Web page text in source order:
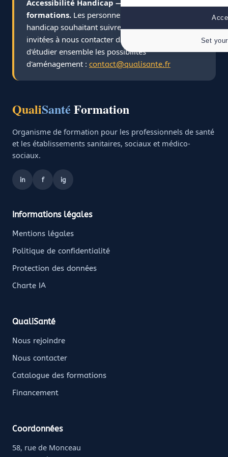
Accessibilité Handicap — Adaptation des
formations. Les personnes en situation de
handicap souhaitant suivre une formation sont
invitées à nous contacter directement afin
d'étudier ensemble les possibilités
d'aménagement : contact@qualisante.fr
QualiSanté Formation
Organisme de formation pour les professionnels de santé
et les établissements sanitaires, sociaux et médico-
sociaux.
in f ig
Informations légales
Mentions légales
Politique de confidentialité
Protection des données
Charte IA
QualiSanté
Nous rejoindre
Nous contacter
Catalogue des formations
Financement
Coordonnées
58, rue de Monceau
Set